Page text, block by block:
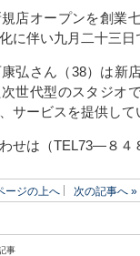
店オープンを創業
に伴い九月二十三日
弘さん（38）は新
世代型のスタジオ
サービスを提供し
せは（TEL73―８４
ージの上へ 次の記事へ »
事